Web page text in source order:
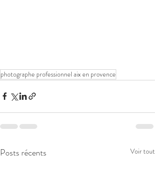
photographe professionnel aix en provence
Posts récents Voir tout